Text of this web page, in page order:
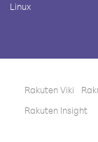
Linux
Rakuten Viki
Rakuten Insight